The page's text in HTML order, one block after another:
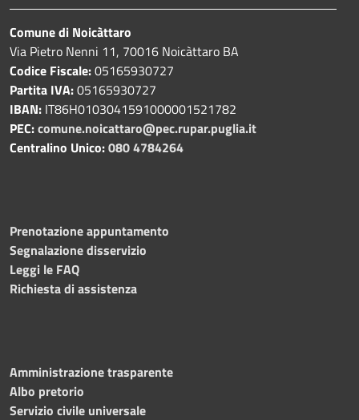
Comune di Noicàttaro
Via Pietro Nenni 11, 70016 Noicàttaro BA
Codice Fiscale:05165930727
Partita IVA:05165930727
IBAN: IT86H0103041591000001521782
PEC:comune.noicattaro@pec.rupar.puglia.it
Centralino Unico:080 4784264
Prenotazione appuntamento
Segnalazione disservizio
Leggi le FAQ
Richiesta di assistenza
Amministrazione trasparente
Albo pretorio
Servizio civile universale